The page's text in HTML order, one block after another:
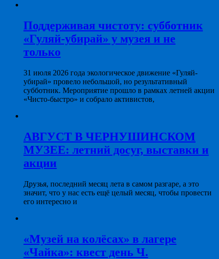
Поддерживая чистоту: субботник
«Гуляй-убирай» у музея и не
только
31 июля 2026 года экологическое движение «Гуляй-
убирай» провело небольшой, но результативный
субботник. Мероприятие прошло в рамках летней акции
«Чисто-быстро» и собрало активистов,
АВГУСТ В ЧЕРНУШИНСКОМ
МУЗЕЕ: летний досуг, выставки и
акции
Друзья, последний месяц лета в самом разгаре, а это
значит, что у нас есть ещё целый месяц, чтобы провести
его интересно и
«Музей на колёсах» в лагере
«Чайка»: квест день Ч.